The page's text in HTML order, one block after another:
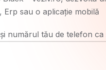
numărul tău de telefon